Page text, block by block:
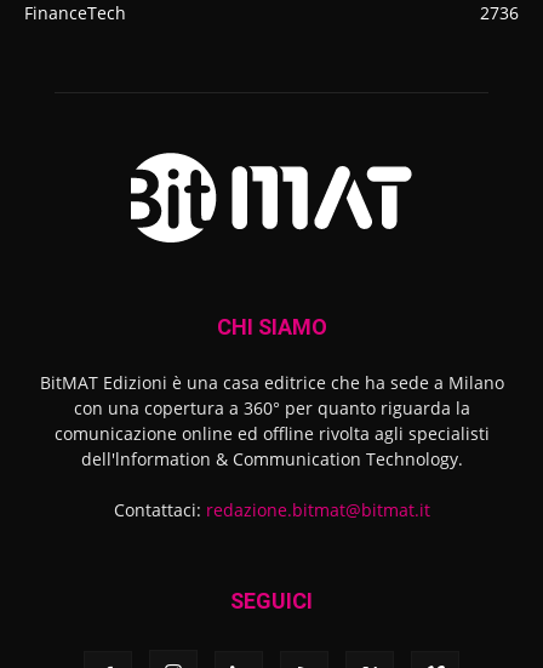
FinanceTech
2736
CHI SIAMO
BitMAT Edizioni è una casa editrice che ha sede a Milano
con una copertura a 360° per quanto riguarda la
comunicazione online ed offline rivolta agli specialisti
dell'lnformation & Communication Technology.
Contattaci: redazione.bitmat@bitmat.it
SEGUICI